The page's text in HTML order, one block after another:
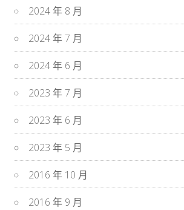
2024 年 8 月
2024 年 7 月
2024 年 6 月
2023 年 7 月
2023 年 6 月
2023 年 5 月
2016 年 10 月
2016 年 9 月